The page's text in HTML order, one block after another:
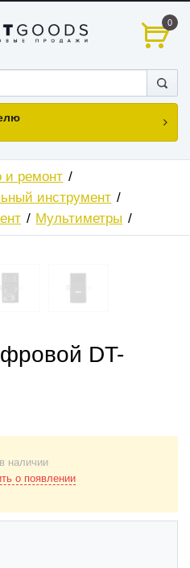
0
и ремонт
инструмент
Мультиметры
DT-
наличии
о появлении